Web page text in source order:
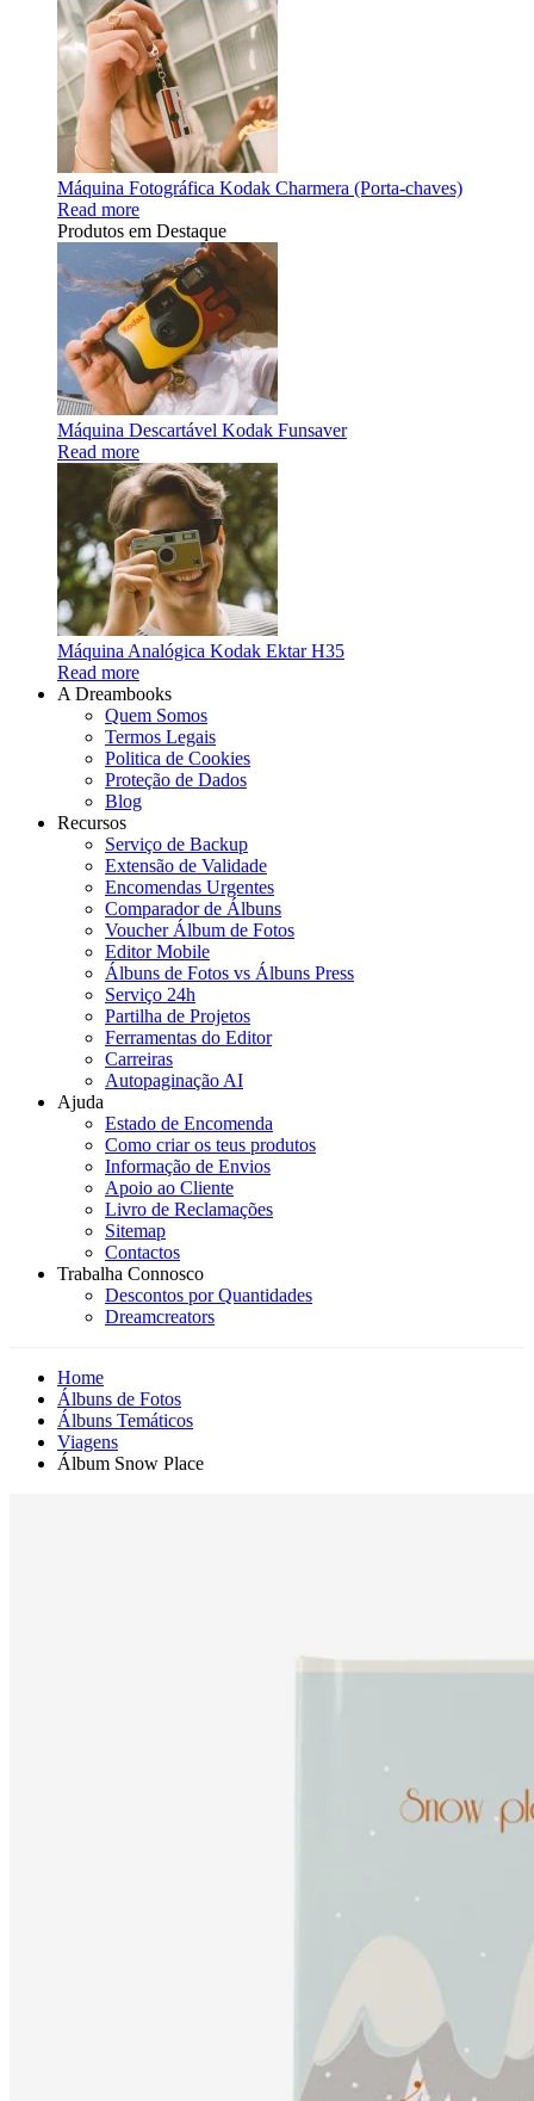
Máquina Fotográfica Kodak Charmera (Porta-chaves)
Read more
Produtos em Destaque
Máquina Descartável Kodak Funsaver
Read more
Máquina Analógica Kodak Ektar H35
Read more
A Dreambooks
Quem Somos
Termos Legais
Politica de Cookies
Proteção de Dados
Blog
Recursos
Serviço de Backup
Extensão de Validade
Encomendas Urgentes
Comparador de Álbuns
Voucher Álbum de Fotos
Editor Mobile
Álbuns de Fotos vs Álbuns Press
Serviço 24h
Partilha de Projetos
Ferramentas do Editor
Carreiras
Autopaginação AI
Ajuda
Estado de Encomenda
Como criar os teus produtos
Informação de Envios
Apoio ao Cliente
Livro de Reclamações
Sitemap
Contactos
Trabalha Connosco
Descontos por Quantidades
Dreamcreators
Home
Álbuns de Fotos
Álbuns Temáticos
Viagens
Álbum Snow Place